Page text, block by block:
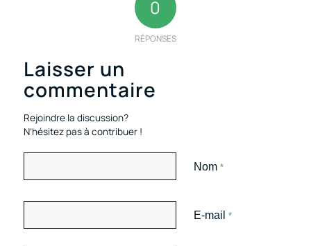
0
RÉPONSES
Laisser un
commentaire
Rejoindre la discussion?
N’hésitez pas à contribuer !
Nom *
E-mail *